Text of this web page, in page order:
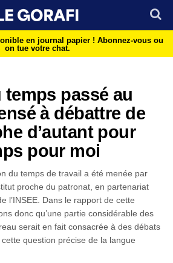
en journal papier ! Abonnez-vous ou
on tue votre chat.
temps passé au
à débattre de
d’autant pour
pour moi
du temps de travail a été menée par
proche du patronat, en partenariat
l’INSEE. Dans le rapport de cette
donc qu’une partie considérable des
serait en fait consacrée à des débats
question précise de la langue